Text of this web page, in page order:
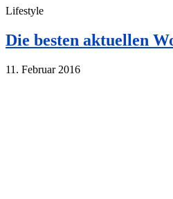
Lifestyle
Die besten aktuellen
11. Februar 2016